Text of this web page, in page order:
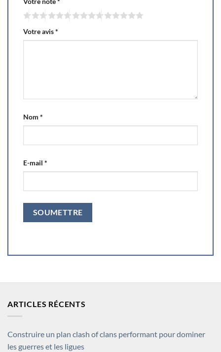
Votre avis*
Nom *
E-mail *
ARTICLES RÉCENTS
Construire un plan clash of clans performant pour dominer
les guerres et les ligues